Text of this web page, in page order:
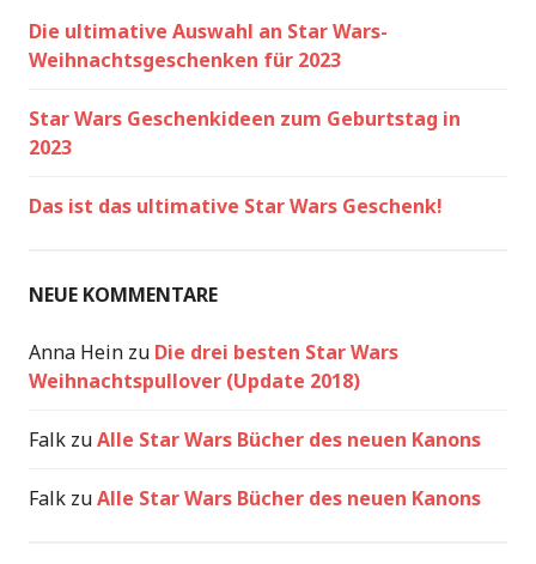
Die ultimative Auswahl an Star Wars-
Weihnachtsgeschenken für 2023
Star Wars Geschenkideen zum Geburtstag in
2023
Das ist das ultimative Star Wars Geschenk!
NEUE KOMMENTARE
Anna Hein zu Die drei besten Star Wars
Weihnachtspullover (Update 2018)
Falk zuAlle Star Wars Bücher des neuen Kanons
Falk zuAlle Star Wars Bücher des neuen Kanons